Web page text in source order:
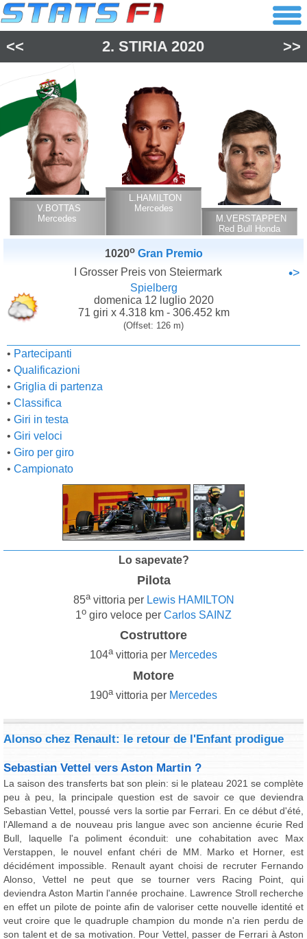
<< 2. STIRIA 2020 >>
V.BOTTAS
Mercedes
L.HAMILTON
Mercedes
M.VERSTAPPEN
Red Bull Honda
1020o Gran Premio
I Grosser Preis von Steiermark
•>
Spielberg
domenica 12 luglio 2020
71 giri x 4.318 km - 306.452 km
(Offset: 126 m)
• Partecipanti
• Qualificazioni
• Griglia di partenza
• Classifica
• Giri in testa
• Giri veloci
• Giro per giro
• Campionato
Lo sapevate?
Pilota
85avittoria per Lewis HAMILTON
1o giro veloce per Carlos SAINZ
Costruttore
104avittoria per Mercedes
Motore
190avittoria per Mercedes
Alonso chez Renault: le retour de l'Enfant prodigue
Sebastian Vettel vers Aston Martin ?
La saison des transferts bat son plein: si le plateau 2021 se complète
peu à peu, la principale question est de savoir ce que deviendra
Sebastian Vettel, poussé vers la sortie par Ferrari. En ce début d'été,
l'Allemand a de nouveau pris langue avec son ancienne écurie Red
Bull, laquelle l'a poliment éconduit: une cohabitation avec Max
Verstappen, le nouvel enfant chéri de MM. Marko et Horner, est
décidément impossible. Renault ayant choisi de recruter Fernando
Alonso, Vettel ne peut que se tourner vers Racing Point, qui
deviendra Aston Martin l'année prochaine. Lawrence Stroll recherche
en effet un pilote de pointe afin de valoriser cette nouvelle identité et
veut croire que le quadruple champion du monde n'a rien perdu de
son talent et de sa motivation. Pour Vettel, passer de Ferrari à Aston